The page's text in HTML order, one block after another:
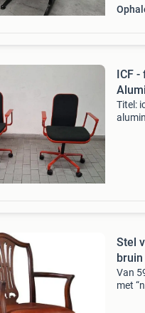
ICF
Titel:
Stel
bruin
Van
met